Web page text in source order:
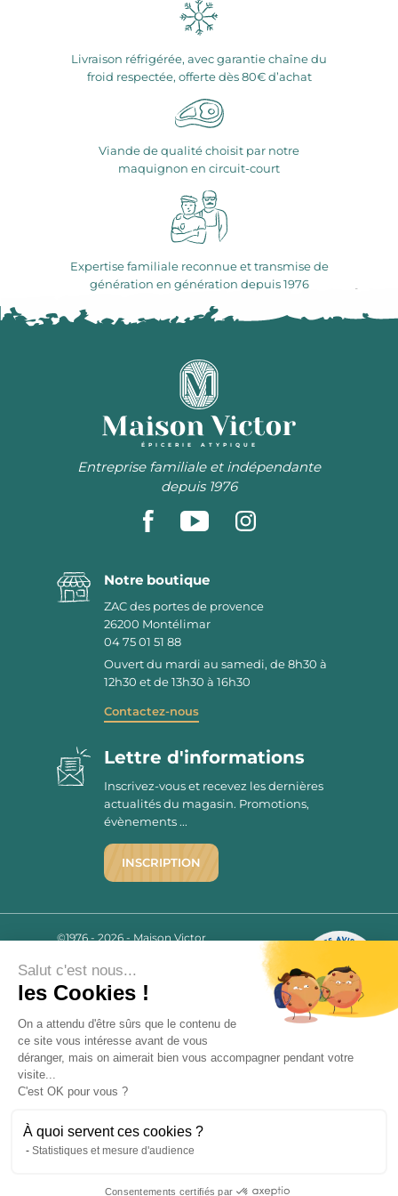
Livraison réfrigérée, avec garantie chaîne du
froid respectée, offerte dès 80€ d’achat
Viande de qualité choisit par notre
maquignon en circuit-court
Expertise familiale reconnue et transmise de
génération en génération depuis 1976
ÉPICERIE ATYPIQUE
Entreprise familiale et indépendante
depuis 1976
Notre boutique
ZAC des portes de provence
26200 Montélimar
04 75 01 51 88
Ouvert du mardi au samedi, de 8h30 à
12h30 et de 13h30 à 16h30
Contactez-nous
2779 AVIS
9.7/10
Lettre d'informations
Inscrivez-vous et recevez les dernières
actualités du magasin. Promotions,
évènements ...
INSCRIPTION
©1976 - 2026 - Maison Victor
Mentions légales
C.G.V.
Politique de confidentialité
FAQ
Livraisons
Salut c'est nous...
les Cookies !
On a attendu d'être sûrs que le contenu de
ce site vous intéresse avant de vous
déranger, mais on aimerait bien vous accompagner pendant votre
visite...
C'est OK pour vous ?
À quoi servent ces cookies ?
Statistiques et mesure d'audience
Consentements certifiés par